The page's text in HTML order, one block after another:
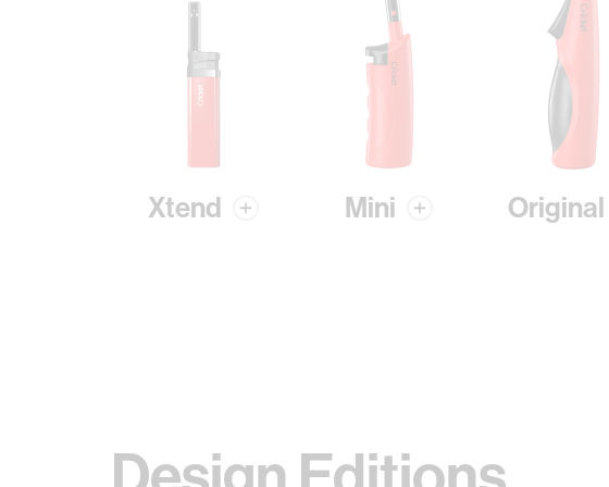
Xtend Mini Original